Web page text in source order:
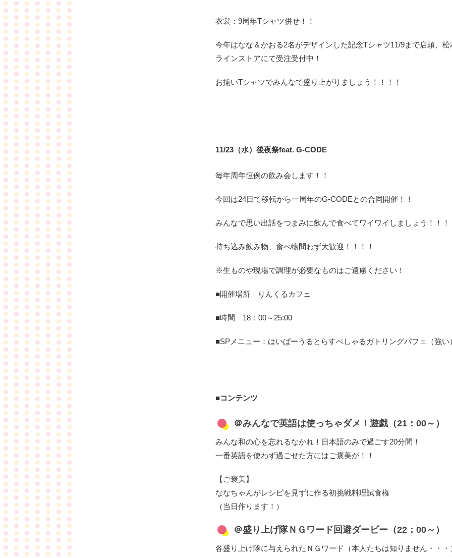
衣裳：9周年Tシャツ併せ！！
今年はなな＆かおる2名がデザインした記念Tシャツ11/9まで店頭、
ラインストアにて受注受付中！
お揃いTシャツでみんなで盛り上がりましょう！！！！
11/23（水）後夜祭feat. G-CODE
毎年周年恒例の飲み会します！！
今回は24日で移転から一周年のG-CODEとの合同開催！！
みんなで思い出話をつまみに飲んで食べてワイワイしましょう！！！
持ち込み飲み物、食べ物問わず大歓迎！！！！
※生ものや現場で調理が必要なものはご遠慮ください！
■開催場所 りんくるカフェ
■時間 18：00～25:00
■SPメニュー：はいぱーうるとらすぺしゃるガトリングパフェ（強い
■コンテンツ
＠みんなで英語は使っちゃダメ！遊戯（21：00～）
みんな和の心を忘れるなかれ！日本語のみで過ごす20分間！
一番英語を使わず過ごせた方にはご褒美が！！
【ご褒美】
ななちゃんがレシピを見ずに作る初挑戦料理試食権
（当日作ります！）
＠盛り上げ隊ＮＧワード回避ダービー（22：00～）
各盛り上げ隊に与えられたＮＧワード（本人たちは知りません・・・